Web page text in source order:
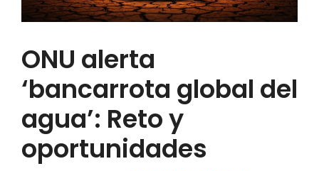
ONU alerta
‘bancarrota global del
agua’: Reto y
oportunidades